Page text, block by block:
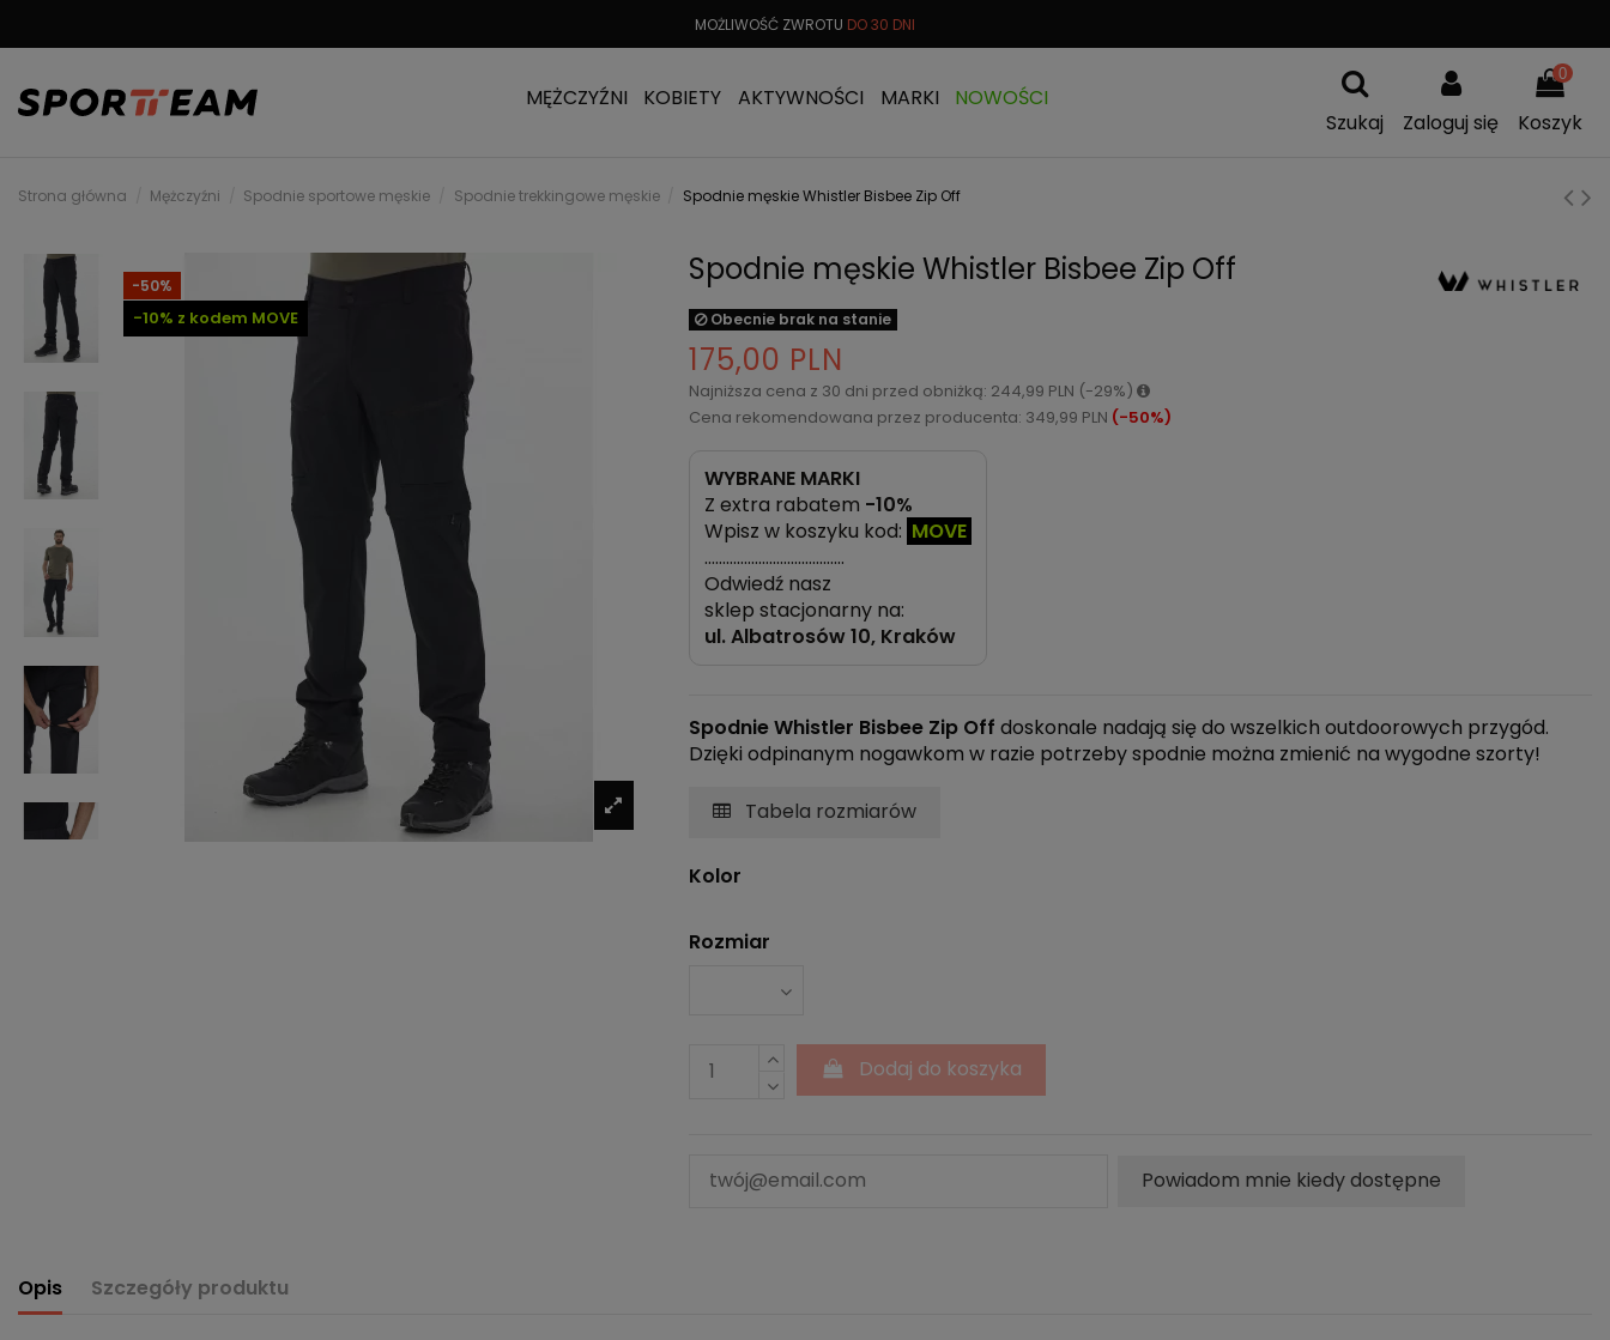
MOŻLIWOŚĆ ZWROTU DO 30 DNI
MĘŻCZYŹNI KOBIETY AKTYWNOŚCI MARKI
NOWOŚCI
Szukaj
Zaloguj się
0
Koszyk
Strona główna Mężczyźni Spodnie sportowe męskie Spodnie trekkingowe męskie Spodnie męskie Whistler Bisbee Zip Off
-50%
-10% z kodem MOVE
Spodnie męskie Whistler Bisbee Zip Off
Obecnie brak na stanie
175,00 PLN
Najniższa cena z 30 dni przed obniżką: 244,99 PLN (-29%)
Cena rekomendowana przez producenta: 349,99 PLN (-50%)
WYBRANE MARKI
Z extra rabatem -10%
Wpisz w koszyku kod: MOVE
…………………………………
Odwiedź nasz
sklep stacjonarny na:
ul.Albatrosów 10, Kraków
Spodnie Whistler Bisbee Zip Off doskonale nadają się do wszelkich outdoorowych przygód.
Dzięki odpinanym nogawkom w razie potrzeby spodnie można zmienić na wygodne szorty!
Tabela rozmiarów
Kolor
Rozmiar
Dodaj do koszyka
Powiadom mnie kiedy dostępne
Opis Szczegóły produktu